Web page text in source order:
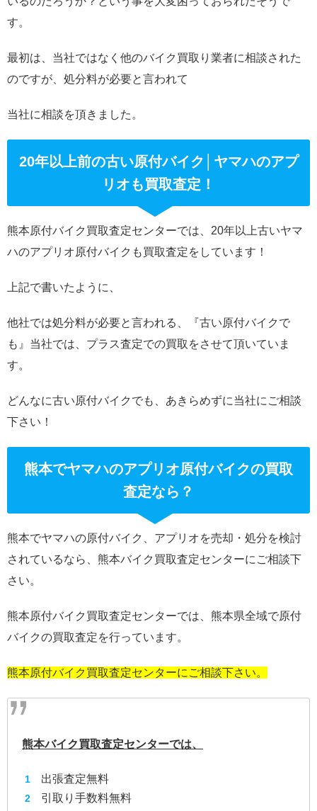
す。
最初は、当社ではなく他のバイク買取り業者に相談された
のですが、処分料が必要と言われて
当社に相談を頂きました。
20年以上前の古い原付バイク│ヤマハのアプ
リオも買取査定！
熊本原付バイク買取査定センターでは、20年以上古いヤマ
ハのアプリオ原付バイクも買取査定をしています！
上記で書いたように、
他社では処分料が必要と言われる、『古い原付バイクで
も』当社では、プラス査定での買取をさせて頂いていま
す。
どんなに古い原付バイクでも、あきらめずに当社にご相談
下さい！
熊本でヤマハのアプリオ原付バイクの買取
査定なら？
熊本でヤマハの原付バイク、アプリオを売却・処分を検討
されているなら、熊本バイク買取査定センターにご相談下
さい。
熊本原付バイク買取査定センターでは、熊本県全域で原付
バイクの買取査定を行っています。
熊本原付バイク買取査定センターにご相談下さい。
熊本バイク買取査定センターでは、
出張査定無料
引取り手数料無料